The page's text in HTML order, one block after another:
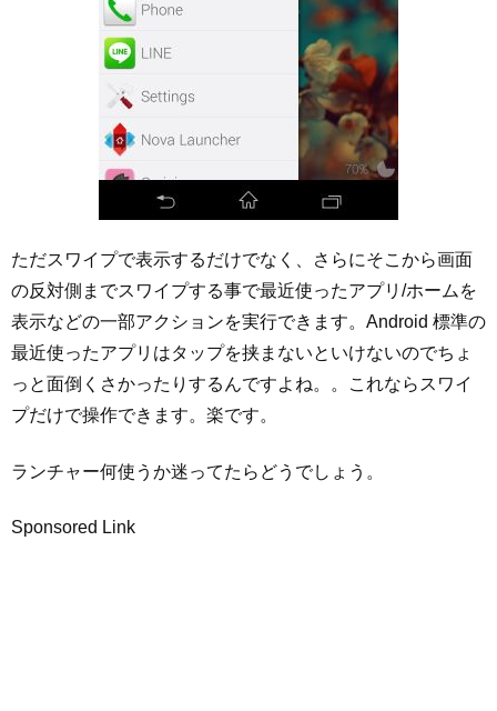
ただスワイプで表示するだけでなく、さらにそこから画面
の反対側までスワイプする事で最近使ったアプリ/ホームを
表示などの一部アクションを実行できます。Android 標準の
最近使ったアプリはタップを挟まないといけないのでちょ
っと面倒くさかったりするんですよね。。これならスワイ
プだけで操作できます。楽です。
ランチャー何使うか迷ってたらどうでしょう。
Sponsored Link